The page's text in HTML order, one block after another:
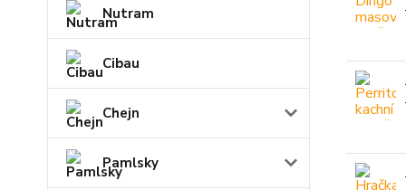
Nutram
Cibau
Chejn
Pamlsky